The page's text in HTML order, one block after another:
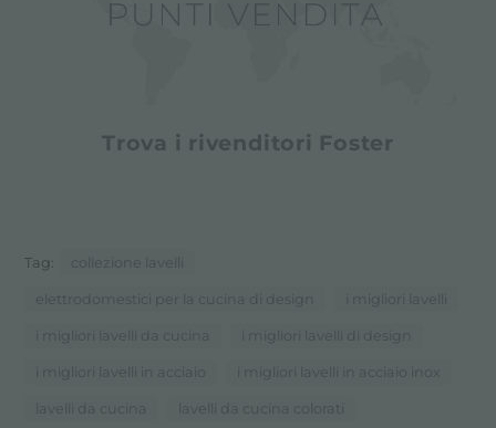
Trova i rivenditori Foster
Tag: collezione lavelli
elettrodomestici per la cucina di design i migliori lavelli
i migliori lavelli da cucina i migliori lavelli di design
i migliori lavelli in acciaio i migliori lavelli in acciaio inox
lavelli da cucina lavelli da cucina colorati